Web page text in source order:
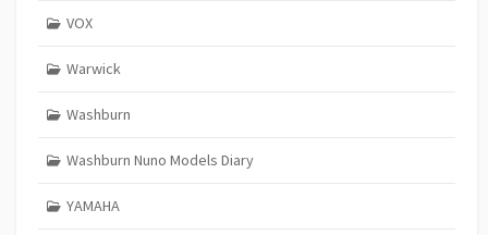
VOX
Warwick
Washburn
Washburn Nuno Models Diary
YAMAHA